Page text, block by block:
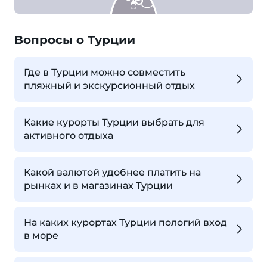
Вопросы о Турции
Где в Турции можно совместить
пляжный и экскурсионный отдых
Какие курорты Турции выбрать для
активного отдыха
Какой валютой удобнее платить на
рынках и в магазинах Турции
На каких курортах Турции пологий вход
в море